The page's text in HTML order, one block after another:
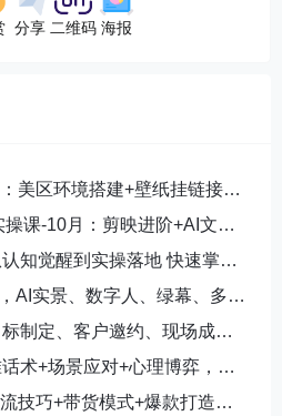
分享 二维码 海报
美区环境搭建+壁纸挂链接
课-10月：剪映进阶+AI文案
知觉醒到实操落地 快速掌握
AI实景、数字人、绿幕、多种
制定、客户邀约、现场成
ROI
术+场景应对+心理博弈，单
技巧+带货模式+爆款打造，